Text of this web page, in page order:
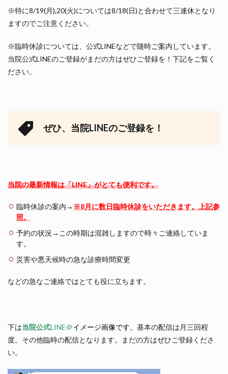
※特に8/19(月),20(火)については8/18(日)と合わせて三連休となり
ますのでご注意ください。
※臨時休診については、公式LINEなどで随時ご案内しています。
当院公式LINEのご登録がまだの方はぜひご登録を！下記をご覧く
ださい。
ぜひ、当院LINEのご登録を！
当院の最新情報は「LINE」がとても便利です。
臨時休診の案内→ ※8月に数日臨時休診をいただきます。上記参
照。
予約の状況→この時期は混雑しますので時々ご連絡していま
す。
災害や悪天候時の急な診療時間変更
などの急なご連絡ではとても役に立ちます。
下は当院公式LINE＠イメージ画像です。基本の配信は月三回程
度。その他臨時の配信となります。まだの方はぜひご登録くださ
い。